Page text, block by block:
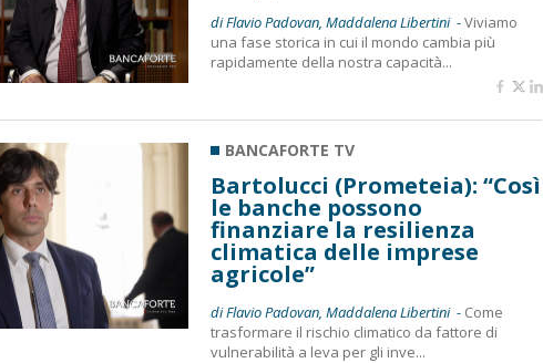
di Flavio Padovan, Maddalena Libertini -Viviamo
una fase storica in cui il mondo cambia più
rapidamente della nostra capacità...
BANCAFORTE TV
Bartolucci (Prometeia): “Così
le banche possono
finanziare la resilienza
climatica delle imprese
agricole”
di Flavio Padovan, Maddalena Libertini - Come
trasformare il rischio climatico da fattore di
vulnerabilità a leva per gli inve...